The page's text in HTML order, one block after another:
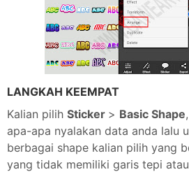
LANGKAH KEEMPAT
Kalian pilih Sticker > Basic Shape
apa-apa nyalakan data anda lalu
berbagai shape kalian pilih yang
yang tidak memiliki garis tepi